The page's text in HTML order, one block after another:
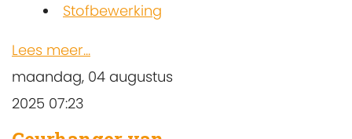
Stofbewerking
Lees meer...
maandag, 04 augustus
2025 07:23